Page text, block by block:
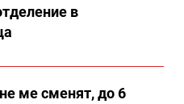
в
ме сменят, до 6